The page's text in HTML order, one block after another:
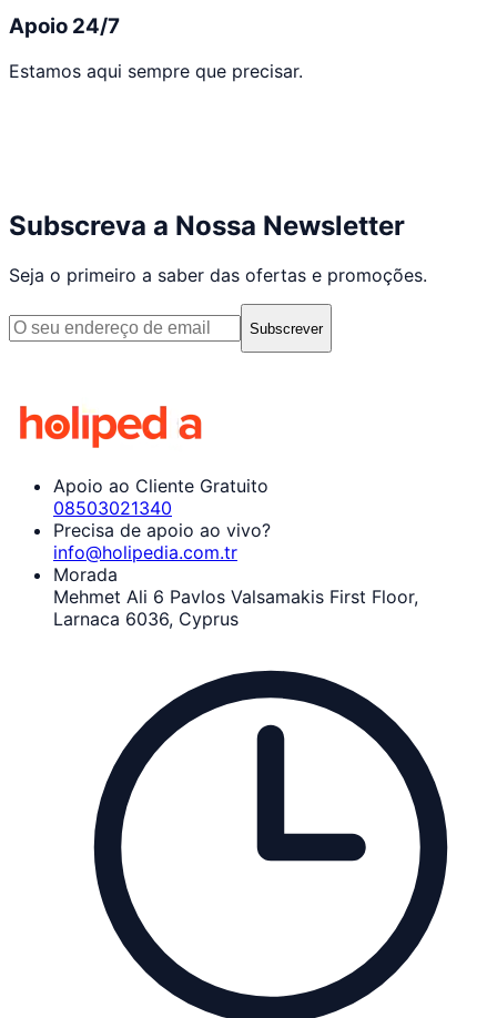
Apoio 24/7
Estamos aqui sempre que precisar.
Subscreva a Nossa Newsletter
Seja o primeiro a saber das ofertas e promoções.
Subscrever
Apoio ao Cliente Gratuito
08503021340
Precisa de apoio ao vivo?
info@holipedia.com.tr
Morada
Mehmet Ali 6 Pavlos Valsamakis First Floor,
Larnaca 6036, Cyprus